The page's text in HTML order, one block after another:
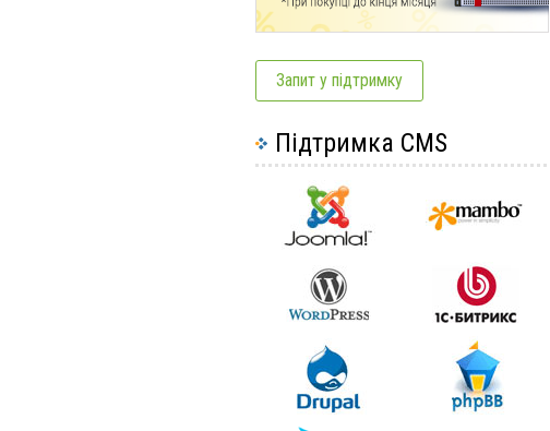
Запит у підтримку
Підтримка CMS